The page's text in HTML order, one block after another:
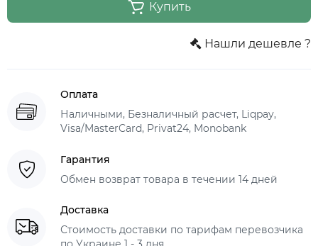
Купить
Нашли дешевле ?
Оплата
Наличными, Безналичный расчет, Liqpay,
Visa/MasterCard, Privat24, Monobank
Гарантия
Обмен возврат товара в течении 14 дней
Доставка
Стоимость доставки по тарифам перевозчика